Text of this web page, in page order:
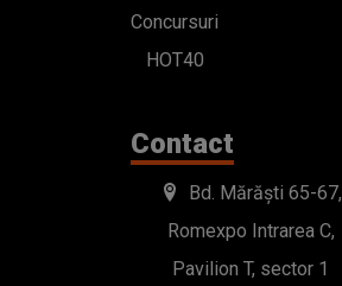
Concursuri
HOT40
Contact
Bd. Mărăști 65-67,
Romexpo Intrarea C,
Pavilion T, sector 1